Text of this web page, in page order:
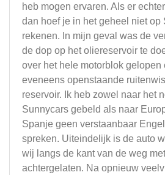
heb mogen ervaren. Als er
dan hoef je in het geheel niet op
rekenen. In mijn geval was de
de dop op het oliereservoir te
over het hele motorblok gelopen
eveneens openstaande
reservoir. Ik heb zowel naar het
Sunnycars gebeld als naar
Spanje geen verstaanbaar
spreken. Uiteindelijk is de auto
wij langs de kant van de weg
achtergelaten. Na opnieuw